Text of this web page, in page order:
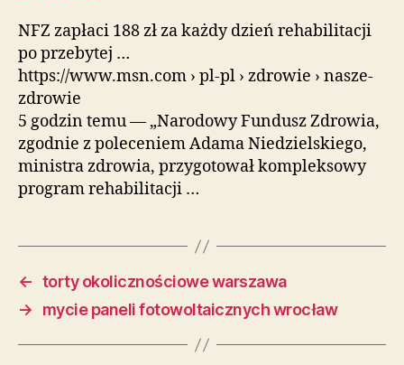
NFZ zapłaci 188 zł za każdy dzień rehabilitacji
po przebytej …
https://www.msn.com › pl-pl › zdrowie › nasze-
zdrowie
5 godzin temu — „Narodowy Fundusz Zdrowia,
zgodnie z poleceniem Adama Niedzielskiego,
ministra zdrowia, przygotował kompleksowy
program rehabilitacji …
← torty okolicznościowe warszawa
→
mycie paneli fotowoltaicznych wrocław